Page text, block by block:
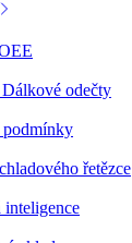
odečty
podmínky
řetězce
inteligence